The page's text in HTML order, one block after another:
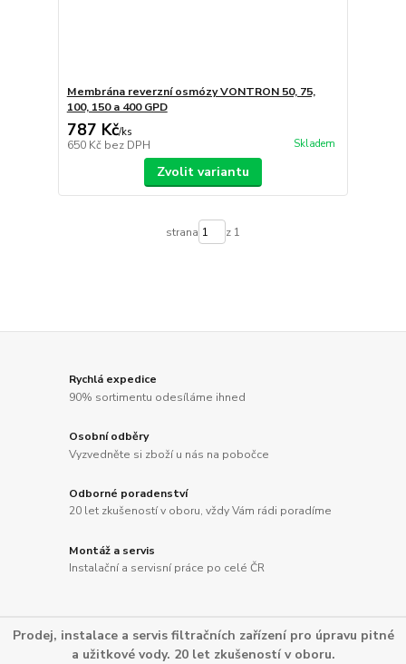
Membrána reverzní osmózy VONTRON 50, 75,
100, 150 a 400 GPD
787 Kč/ks
650 Kč bez DPH Skladem
Zvolit variantu
strana z 1
Rychlá expedice
90% sortimentu odesíláme ihned
Osobní odběry
Vyzvedněte si zboží u nás na pobočce
Odborné poradenství
20 let zkušeností v oboru, vždy Vám rádi poradíme
Montáž a servis
Instalační a servisní práce po celé ČR
Prodej, instalace a servis filtračních zařízení pro úpravu pitné
a užitkové vody. 20 let zkušeností v oboru.